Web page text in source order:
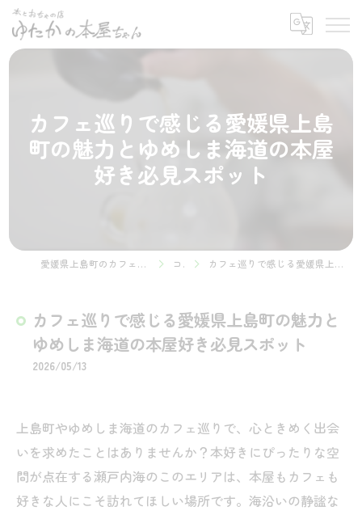
カフェ巡りで感じる愛媛県上島
町の魅力とゆめしま海道の本屋
好き必見スポット
愛媛県上島町のカフェなら本とおちゃの店 ゆたかの本屋ちゃん コラム カフェ巡りで感じる愛媛県上島町の魅力とゆめしま海道の本屋好き必見スポット
カフェ巡りで感じる愛媛県上島町の魅力と
ゆめしま海道の本屋好き必見スポット
2026/05/13
上島町やゆめしま海道のカフェ巡りで、心ときめく出会
いを求めたことはありませんか？本好きにぴったりな空
間が点在する瀬戸内海のこのエリアは、本屋もカフェも
好きな人にこそ訪れてほしい場所です。海沿いの静謐な